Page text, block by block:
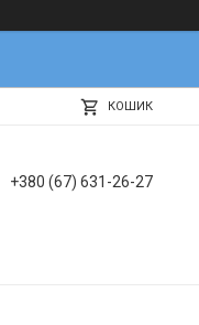
КОШИК
+380 (67) 631-26-27